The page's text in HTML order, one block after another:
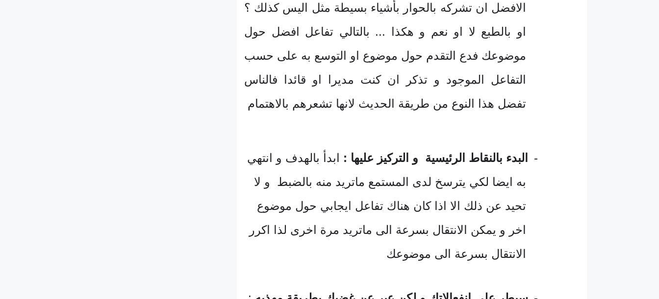
الافضل ان تشركه بالحوار بأشياء بسيطة مثل اليس كذلك ؟
او بالطبع لا او نعم و هكذا ... بالتالي تفاعل افضل حول
موضوعك فدع التقدم حول موضوع او التوسع به على حسب
التفاعل الموجود و تذكر ان كنت مديرا او قائدا فالناس
تفضل هذا النوع من طريقة الحديث لانها تشعرهم بالاهتمام
- البدء بالنقاط الرئيسية و التركيز عليها : ابدأ بالهدف و انتهي
به ايضا لكي يترسخ لدى المستمع ماتريد منه بالضبط و لا
تحيد عن ذلك الا اذا كان هناك تفاعل ايجابي حول موضوع
اخر و يمكن الانتقال بسرعة الى ماتريد مرة اخرى لذا اكرر
الانتقال بسرعة الى موضوعك